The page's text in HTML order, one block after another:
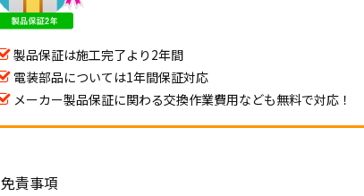
製品保証は施工完了より2年間
電装部品については1年間保証対応
メーカー製品保証に関わる交換作業費用なども無料で対応！
免責事項